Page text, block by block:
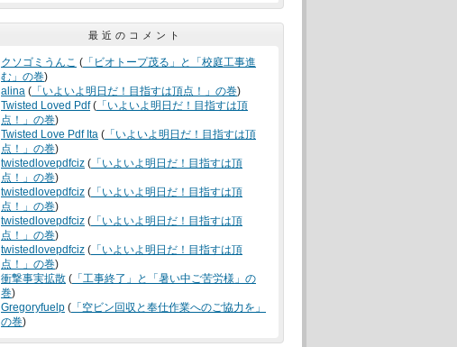
最近のコメント
クソゴミうんこ ( 「ビオトープ茂る」と「校庭工事進
む」の巻)
alina ( 「いよいよ明日だ！目指すは頂点！」の巻)
Twisted Loved Pdf( 「いよいよ明日だ！目指すは頂
点！」の巻)
Twisted Love Pdf Ita ( 「いよいよ明日だ！目指すは頂
点！」の巻)
twistedlovepdfciz ( 「いよいよ明日だ！目指すは頂
点！」の巻)
twistedlovepdfciz ( 「いよいよ明日だ！目指すは頂
点！」の巻)
twistedlovepdfciz ( 「いよいよ明日だ！目指すは頂
点！」の巻)
twistedlovepdfciz ( 「いよいよ明日だ！目指すは頂
点！」の巻)
衝撃事実拡散 ( 「工事終了」と「暑い中ご苦労様」の
巻)
Gregoryfuelp ( 「空ビン回収と奉仕作業へのご協力を」
の巻)